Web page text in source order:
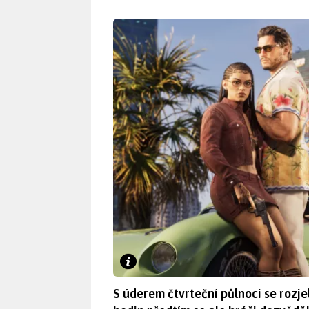
S úderem čtvrteční půlnoci se